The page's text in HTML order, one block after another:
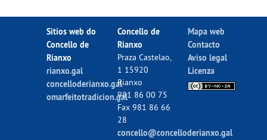
Sitios web do
Concello de
Rianxo
rianxo.gal
concelloderianxo.gal
omarfeitotradicion.gal
Concello de
Rianxo
Praza Castelao,
1 15920
Rianxo
981 86 00 75
Fax 981 86 66
28
concello@concelloderianxo.gal
Mapa web
Contacto
Aviso legal
Licenza